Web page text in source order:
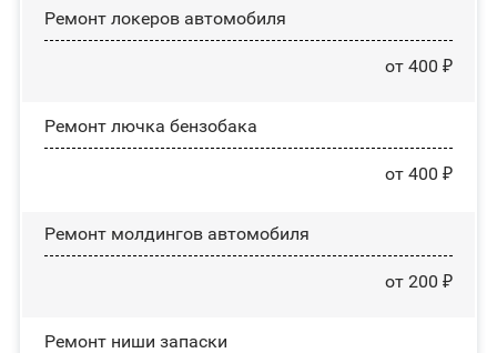
Ремонт лoĸepoв автомобиля
от 400 ₽
Ремонт лючка бензобака
от 400 ₽
Ремонт молдингов автомобиля
от 200 ₽
Ремонт ниши запаски